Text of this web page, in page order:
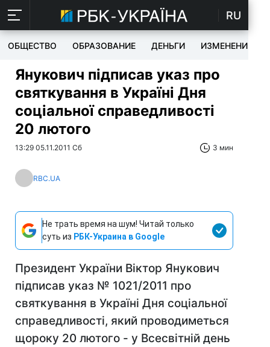
RU
ОБЩЕСТВО ОБРАЗОВАНИЕ ДЕНЬГИ ИЗМЕНЕНИЯ
Янукович підписав указ про
святкування в Україні Дня
соціальної справедливості
20 лютого
13:29 05.11.2011 Сб 3 мин
RBC.UA
Не трать время на шум! Читай только
суть из РБК-Украина в Google
Президент України Віктор Янукович
підписав указ № 1021/2011 про
святкування в Україні Дня соціальної
справедливості, який проводиметься
щороку 20 лютого - у Всесвітній день